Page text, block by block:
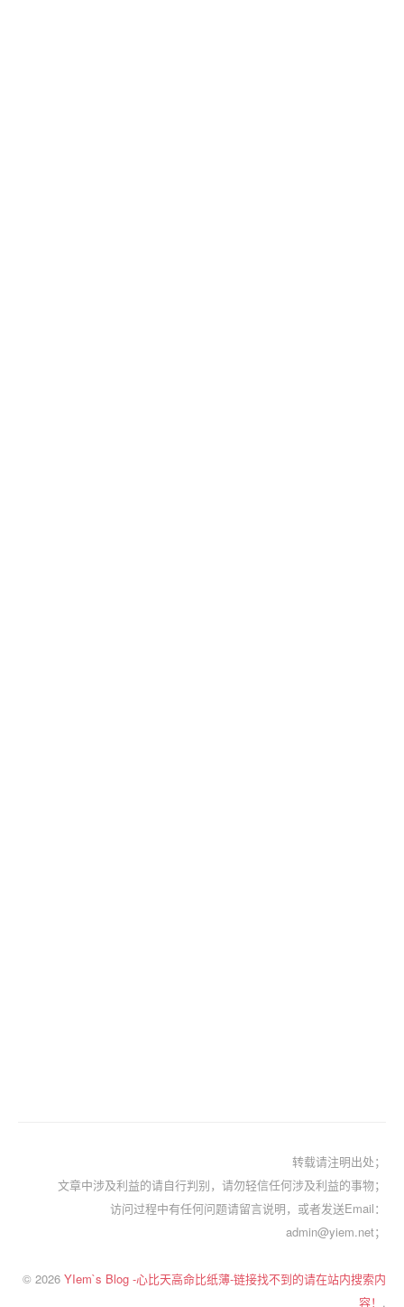
转载请注明出处；
文章中涉及利益的请自行判别，请勿轻信任何涉及利益的事物；
访问过程中有任何问题请留言说明，或者发送Email：
admin@yiem.net；
© 2026 YIem`s Blog -心比天高命比纸薄-链接找不到的请在站内搜索内
容！ .